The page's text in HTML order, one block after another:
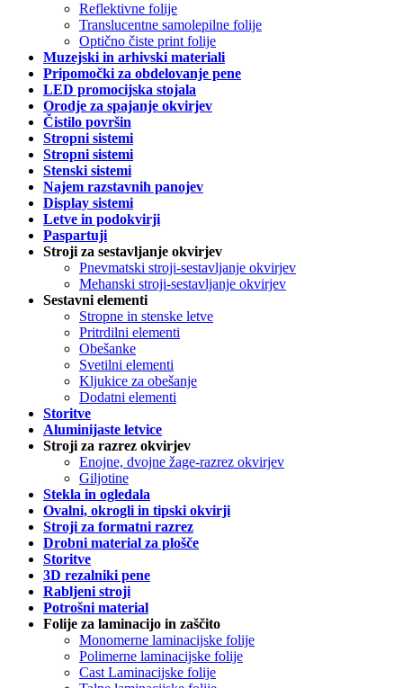
Reflektivne folije
Translucentne samolepilne folije
Optično čiste print folije
Muzejski in arhivski materiali
Pripomočki za obdelovanje pene
LED promocijska stojala
Orodje za spajanje okvirjev
Čistilo površin
Stropni sistemi
Stropni sistemi
Stenski sistemi
Najem razstavnih panojev
Display sistemi
Letve in podokvirji
Paspartuji
Stroji za sestavljanje okvirjev
Pnevmatski stroji-sestavljanje okvirjev
Mehanski stroji-sestavljanje okvirjev
Sestavni elementi
Stropne in stenske letve
Pritrdilni elementi
Obešanke
Svetilni elementi
Kljukice za obešanje
Dodatni elementi
Storitve
Aluminijaste letvice
Stroji za razrez okvirjev
Enojne, dvojne žage-razrez okvirjev
Giljotine
Stekla in ogledala
Ovalni, okrogli in tipski okvirji
Stroji za formatni razrez
Drobni material za plošče
Storitve
3D rezalniki pene
Rabljeni stroji
Potrošni material
Folije za laminacijo in zaščito
Monomerne laminacijske folije
Polimerne laminacijske folije
Cast Laminacijske folije